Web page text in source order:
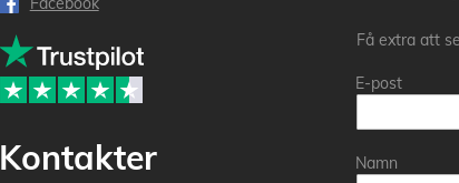
Kontakter
Få extra att
E-post
Namn